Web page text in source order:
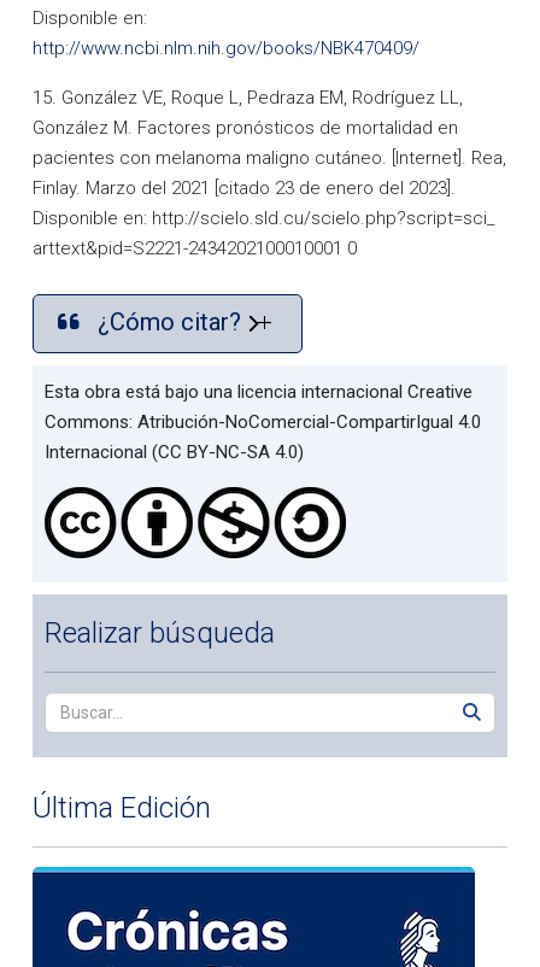
Disponible en:
http://www.ncbi.nlm.nih.gov/books/NBK470409/
15. González VE, Roque L, Pedraza EM, Rodríguez LL,
González M. Factores pronósticos de mortalidad en
pacientes con melanoma maligno cutáneo. [Internet]. Rea,
Finlay. Marzo del 2021 [citado 23 de enero del 2023].
Disponible en: http://scielo.sld.cu/scielo.php?script=sci_
arttext&pid=S2221-2434202100010001 0
¿Cómo citar?
Esta obra está bajo una licencia internacional Creative
Commons: Atribución-NoComercial-CompartirIgual 4.0
Internacional (CC BY-NC-SA 4.0)
Realizar búsqueda
Última Edición